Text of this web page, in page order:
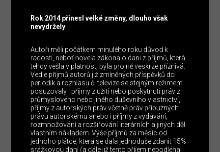
Rok 2014 přinesl velké změny, dlouho však
nevydržely
Autoři měli počátkem minulého roku důvod k
radosti, neboť novela zákona o dani z příjmů, která
tehdy vešla v platnost, byla pro ně veskrze příznivá.
Vedle příjmů autorů již zmíněných příspěvků do
periodik a rozhlasu či televize se stejným režimem
posuzovaly i příjmy z užití nebo poskytnutí práv z
průmyslového nebo jiného duševního vlastnictví,
příjmy z autorských práv včetně práv příbuzných
právu autorskému anebo i příjmy z vydávání,
rozmnožování a rozšiřování literárních a jiných děl
vlastním nákladem. Výše příjmů za měsíc od
jednoho plátce, která se dala jednoduše zdanit 15%
srážkovou daní (a dále již tento příjem nepodléhal